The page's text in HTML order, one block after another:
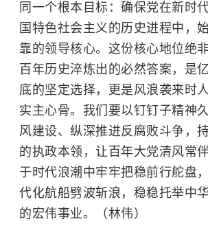
同一个根本目标：确保党在新时
国特色社会主义的历史进程中，
靠的领导核心。这份核心地位绝
百年历史淬炼出的必然答案，是
底的坚定选择，更是风浪袭来时
实主心骨。我们要以钉钉子精神
风建设、纵深推进反腐败斗争，
的执政本领，让百年大党清风常
于时代浪潮中牢牢把稳前行舵盘
代化航船劈波斩浪，稳稳托举中
的宏伟事业。（林伟）